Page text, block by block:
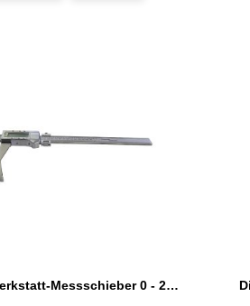
Digital-Werkstatt-Messschieber 0 - 250 mm mit gewinkeltem Schnabel